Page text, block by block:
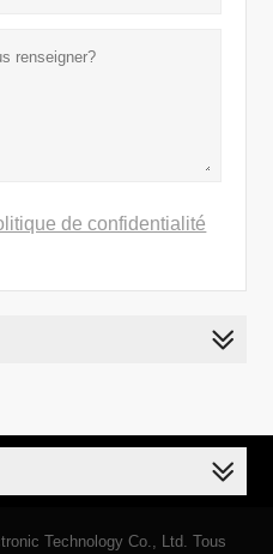
de confidentialité
Technology Co., Ltd. Tous